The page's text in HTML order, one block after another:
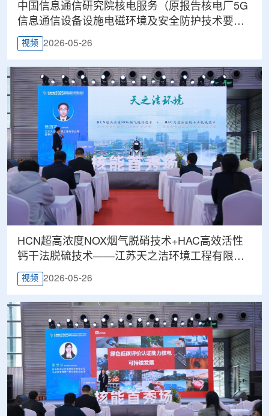
中国信息通信研究院核电服务（原报告核电厂5G
信息通信设备设施电磁环境及安全防护技术要
求）——中国信息通信研究院泰尔系统实验室抗
震部副主任孙国良
视频 2026-05-26
HCN超高浓度NOX烟气脱硝技术+HAC高效活性
钙干法脱硫技术——江苏天之洁环境工程有限公
司董事长陆涵军
视频 2026-05-26